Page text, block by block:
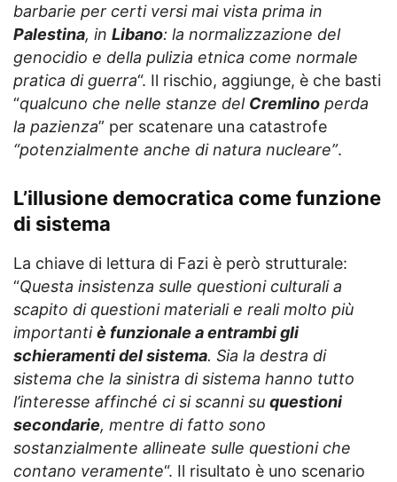
barbarie per certi versi mai vista prima in
Palestina, in Libano: la normalizzazione del
genocidio e della pulizia etnica come normale
pratica di guerra“. Il rischio, aggiunge, è che basti
“qualcuno che nelle stanze del Cremlino perda
la pazienza” per scatenare una catastrofe
“potenzialmente anche di natura nucleare”.
L’illusione democratica come funzione
di sistema
La chiave di lettura di Fazi è però strutturale:
“Questa insistenza sulle questioni culturali a
scapito di questioni materiali e reali molto più
importantiè funzionale a entrambi gli
schieramenti del sistema. Sia la destra di
sistema che la sinistra di sistema hanno tutto
l’interesse affinché ci si scanni su questioni
secondarie, mentre di fatto sono
sostanzialmente allineate sulle questioni che
contano veramente“. Il risultato è uno scenario